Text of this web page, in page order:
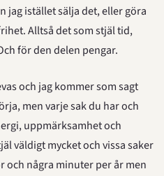
jag istället sälja det, eller göra
Alltså det som stjäl tid,
för den delen pengar.
och jag kommer som sagt
men varje sak du har och
uppmärksamhet och
väldigt mycket och vissa saker
och några minuter per år men